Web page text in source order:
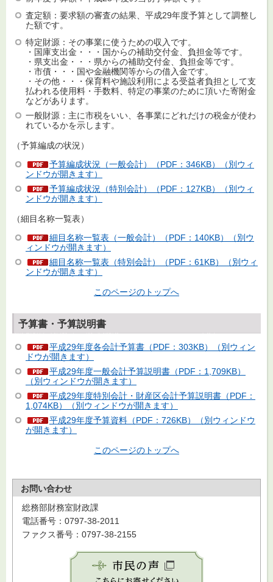
査定額：要求額の審査の結果、平成29年度予算として調整し
た額です。
特定財源：その事業に使うための収入です。
・国庫支出金・・・国からの補助交付金、負担金等です。
・県支出金・・・県からの補助交付金、負担金等です。
・市債・・・国や金融機関等からの借入金です。
・その他・・・保育料や施設利用による受益者負担として支
払われる使用料・手数料、特定の事業のために頂いた寄附金
などがあります。
一般財源：主に市税をいい、各事業にどれだけの税金が使わ
れているかを示します。
（予算編成の状況）
予算編成状況（一般会計）（PDF：346KB）（別ウィ
ンドウが開きます）
予算編成状況（特別会計）（PDF：127KB）（別ウィ
ンドウが開きます）
（細目名称一覧表）
細目名称一覧表（一般会計）（PDF：140KB）（別ウ
ィンドウが開きます）
細目名称一覧表（特別会計）（PDF：61KB）（別ウィ
ンドウが開きます）
このページのトップへ
予算書・予算説明書
平成29年度各会計予算書（PDF：303KB）（別ウィン
ドウが開きます）
平成29年度一般会計予算説明書（PDF：1,709KB）
（別ウィンドウが開きます）
平成29年度特別会計・財産区会計予算説明書（PDF：
1,074KB）（別ウィンドウが開きます）
平成29年度予算資料（PDF：726KB）（別ウィンドウ
が開きます）
このページのトップへ
お問い合わせ
総務部財務室財政課
電話番号：0797-38-2011
ファクス番号：0797-38-2155